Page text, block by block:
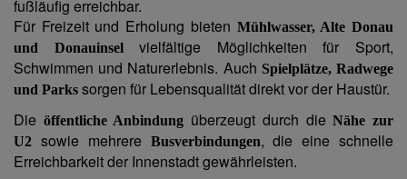
fußläufig erreichbar.
Für Freizeit und Erholung bieten Mühlwasser, Alte Donau
und Donauinselvielfältige Möglichkeiten für Sport,
Schwimmen und Naturerlebnis. Auch Spielplätze, Radwege
und Parks sorgen für Lebensqualität direkt vor der Haustür.
Die öffentliche Anbindung überzeugt durch dieNähe zur
U2 sowie mehrere Busverbindungen, die eine schnelle
Erreichbarkeit der Innenstadt gewährleisten.